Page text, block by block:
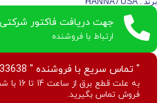
جهت دریافت فاکتور
ارتباط با فروشنده
" تماس سریع با فروشنده " 09304333638 و 09357232212
به علت
فروش تماس بگیرید.